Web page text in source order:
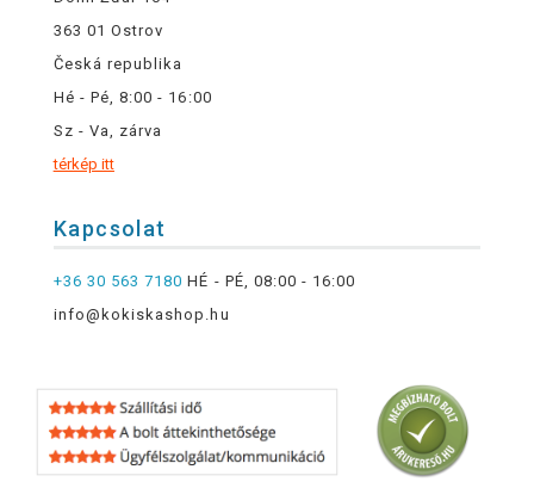
363 01 Ostrov
Česká republika
Hé - Pé, 8:00 - 16:00
Sz - Va, zárva
térkép itt
Kapcsolat
+36 30 563 7180 HÉ - PÉ, 08:00 - 16:00
info@kokiskashop.hu